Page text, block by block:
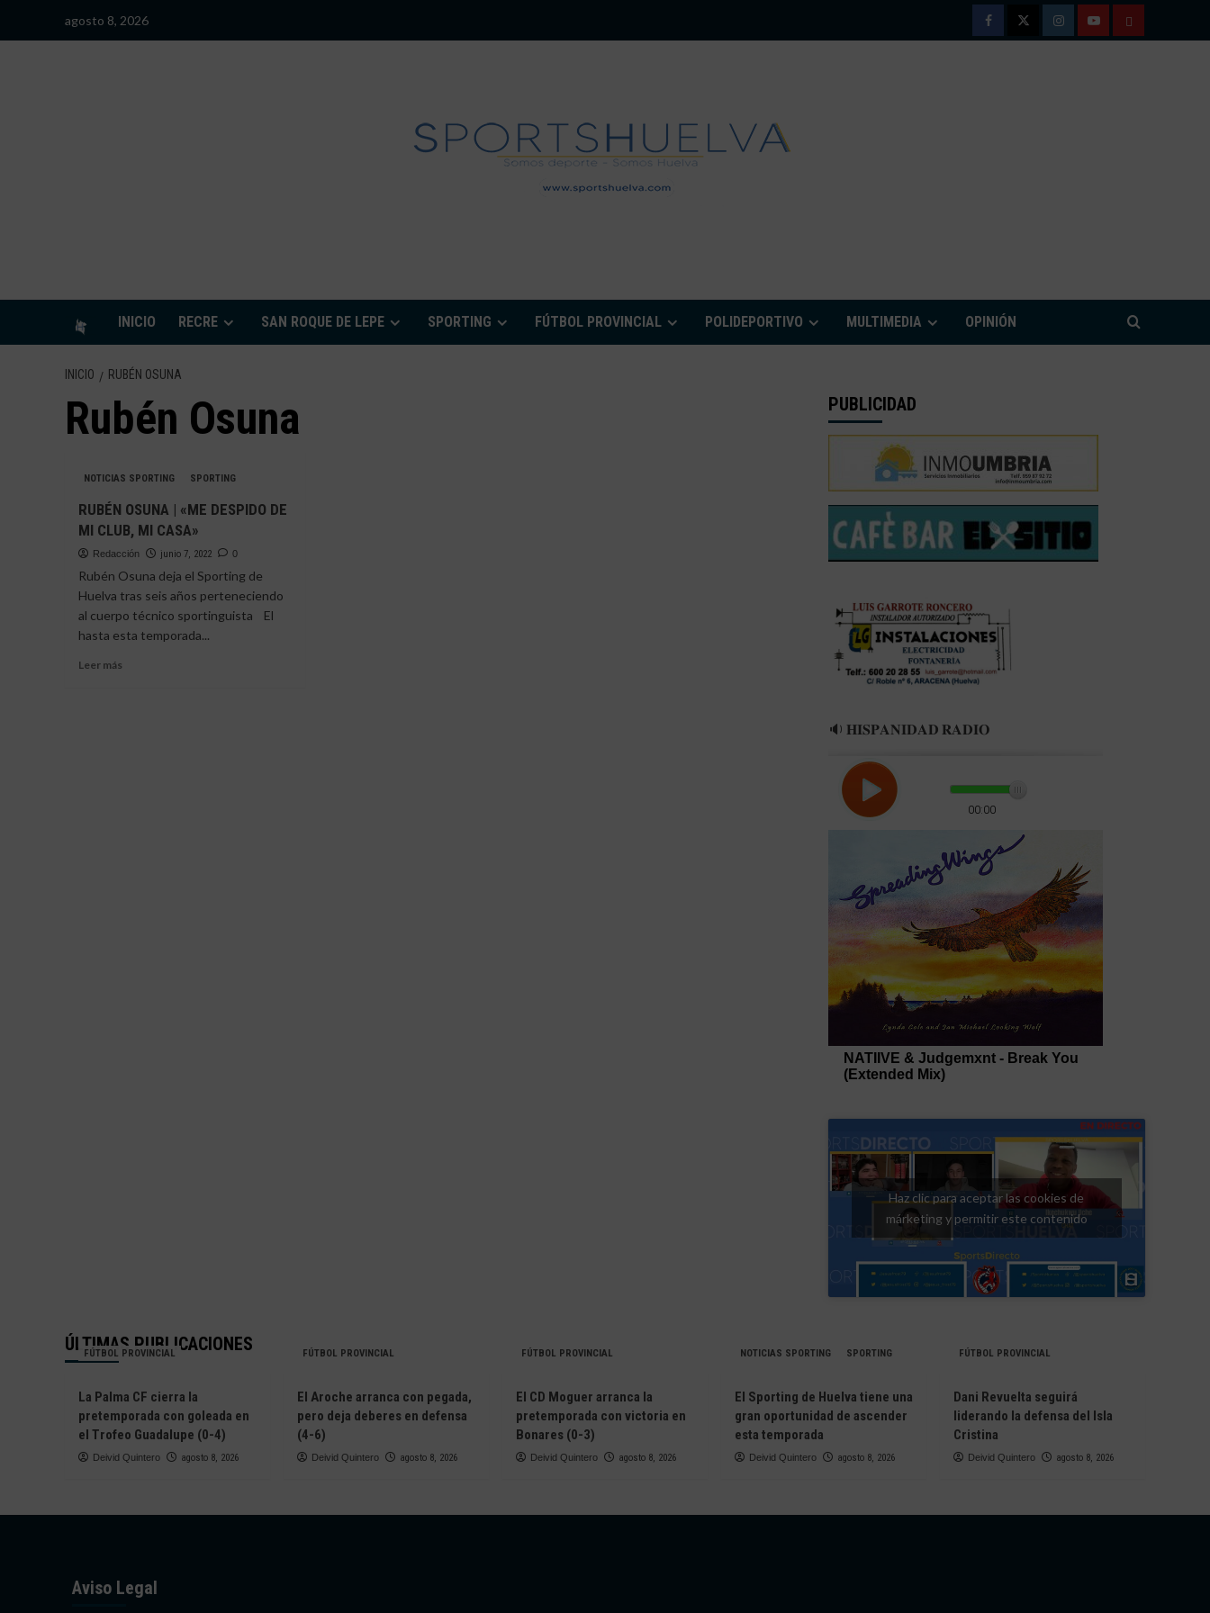
agosto 8, 2026
FacebookTwitterInstagramYoutubeTÉRMINOS
INICIO RECRE SAN ROQUE DE LEPE SPORTING FÚTBOL PROVINCIAL POLIDEPORTIVO MULTIMEDIA OPINIÓN
INICIO RUBÉN OSUNA
Rubén Osuna
NOTICIAS SPORTING SPORTING
RUBÉN OSUNA | «ME DESPIDO DE
MI CLUB, MI CASA»
Redacción junio 7, 2022 0
Rubén Osuna deja el Sporting de
Huelva tras seis años perteneciendo
al cuerpo técnico sportinguista El
hasta esta temporada...
Leer más
PUBLICIDAD
🔉 𝐇𝐈𝐒𝐏𝐀𝐍𝐈𝐃𝐀𝐃 𝐑𝐀𝐃𝐈𝐎
Haz clic para aceptar las cookies de
márketing y permitir este contenido
ÚLTIMAS PUBLICACIONES
FÚTBOL PROVINCIAL
La Palma CF cierra la
pretemporada con goleada en
el Trofeo Guadalupe (0-4)
Deivid Quintero agosto 8, 2026
FÚTBOL PROVINCIAL
El Aroche arranca con pegada,
pero deja deberes en defensa
(4-6)
Deivid Quintero agosto 8, 2026
FÚTBOL PROVINCIAL
El CD Moguer arranca la
pretemporada con victoria en
Bonares (0-3)
Deivid Quintero agosto 8, 2026
NOTICIAS SPORTING SPORTING
El Sporting de Huelva tiene una
gran oportunidad de ascender
esta temporada
Deivid Quintero agosto 8, 2026
FÚTBOL PROVINCIAL
Dani Revuelta seguirá
liderando la defensa del Isla
Cristina
Deivid Quintero agosto 8, 2026
Aviso Legal